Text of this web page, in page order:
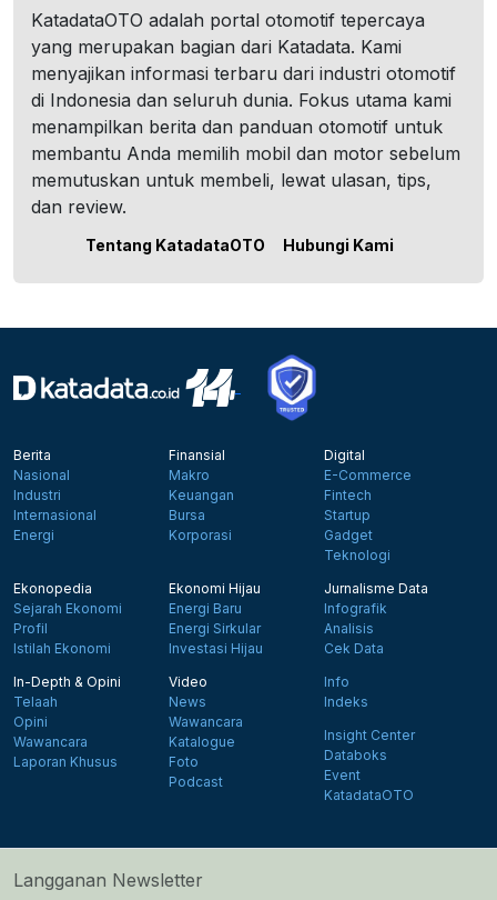
KatadataOTO adalah portal otomotif tepercaya
yang merupakan bagian dari Katadata. Kami
menyajikan informasi terbaru dari industri otomotif
di Indonesia dan seluruh dunia. Fokus utama kami
menampilkan berita dan panduan otomotif untuk
membantu Anda memilih mobil dan motor sebelum
memutuskan untuk membeli, lewat ulasan, tips,
dan review.
Tentang KatadataOTO Hubungi Kami
Berita
Nasional
Industri
Internasional
Energi
Finansial
Makro
Keuangan
Bursa
Korporasi
Digital
E-Commerce
Fintech
Startup
Gadget
Teknologi
Ekonopedia
Sejarah Ekonomi
Profil
Istilah Ekonomi
Ekonomi Hijau
Energi Baru
Energi Sirkular
Investasi Hijau
Jurnalisme Data
Infografik
Analisis
Cek Data
In-Depth & Opini
Telaah
Opini
Wawancara
Laporan Khusus
Video
News
Wawancara
Katalogue
Foto
Podcast
Info
Indeks
Insight Center
Databoks
Event
KatadataOTO
Langganan Newsletter